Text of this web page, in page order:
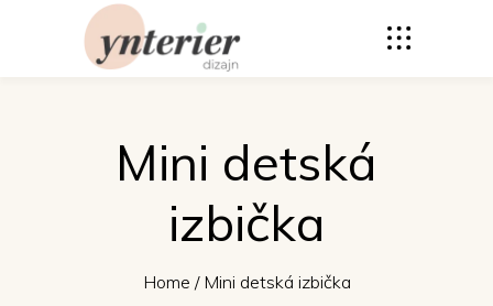
Mini detská
izbička
Home / Mini detská izbička